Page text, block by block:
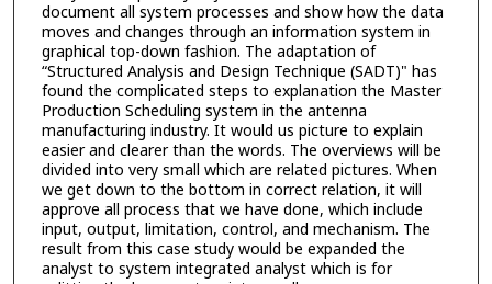
document all system processes and show how the data
moves and changes through an information system in
graphical top-down fashion. The adaptation of
“Structured Analysis and Design Technique (SADT)" has
found the complicated steps to explanation the Master
Production Scheduling system in the antenna
manufacturing industry. It would us picture to explain
easier and clearer than the words. The overviews will be
divided into very small which are related pictures. When
we get down to the bottom in correct relation, it will
approve all process that we have done, which include
input, output, limitation, control, and mechanism. The
result from this case study would be expanded the
analyst to system integrated analyst which is for